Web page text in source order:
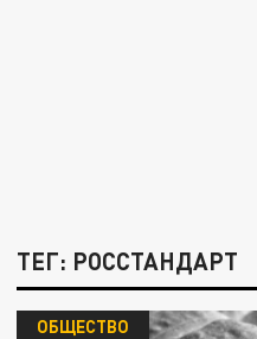
ТЕГ: РОССТАНДАРТ
ОБЩЕСТВО